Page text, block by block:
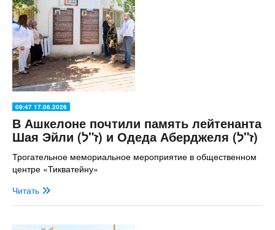
09:47 17.06.2026
В Ашкелоне почтили память лейтенанта
Шая Эйли (ז"ל) и Одеда Аберджеля (ז"ל)
Трогательное мемориальное мероприятие в общественном
центре «Тикватейну»
Читать